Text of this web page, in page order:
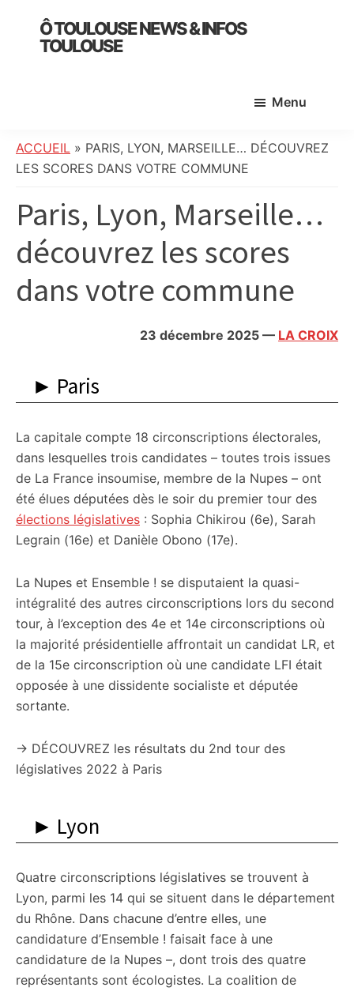
primary
Ô TOULOUSE NEWS & INFOS
TOULOUSE
:
info
société,
culture,
politique,
faits
Menu
ACCUEIL » PARIS, LYON, MARSEILLE… DÉCOUVREZ
LES SCORES DANS VOTRE COMMUNE
Paris, Lyon, Marseille…
découvrez les scores
dans votre commune
23 décembre 2025 — LA CROIX
► Paris
La capitale compte 18 circonscriptions électorales,
dans lesquelles trois candidates – toutes trois issues
de La France insoumise, membre de la Nupes – ont
été élues députées dès le soir du premier tour des
élections législatives : Sophia Chikirou (6e), Sarah
Legrain (16e) et Danièle Obono (17e).
La Nupes et Ensemble ! se disputaient la quasi-
intégralité des autres circonscriptions lors du second
tour, à l’exception des 4e et 14e circonscriptions où
la majorité présidentielle affrontait un candidat LR, et
de la 15e circonscription où une candidate LFI était
opposée à une dissidente socialiste et députée
sortante.
→ DÉCOUVREZ les résultats du 2nd tour des
législatives 2022 à Paris
► Lyon
Quatre circonscriptions législatives se trouvent à
Lyon, parmi les 14 qui se situent dans le département
du Rhône. Dans chacune d’entre elles, une
candidature d’Ensemble ! faisait face à une
candidature de la Nupes –, dont trois des quatre
représentants sont écologistes. La coalition de